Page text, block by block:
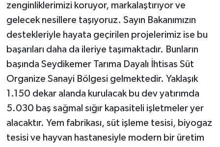
zenginliklerimizi koruyor, markalaştırıyor ve
gelecek nesillere taşıyoruz. Sayın Bakanımızın
destekleriyle hayata geçirilen projelerimiz ise bu
başarıları daha da ileriye taşımaktadır. Bunların
başında Seydikemer Tarıma Dayalı İhtisas Süt
Organize Sanayi Bölgesi gelmektedir. Yaklaşık
1.150 dekar alanda kurulacak bu dev yatırımda
5.030 baş sağmal sığır kapasiteli işletmeler yer
alacaktır. Yem fabrikası, süt işleme tesisi, biyogaz
tesisi ve hayvan hastanesiyle modern bir üretim